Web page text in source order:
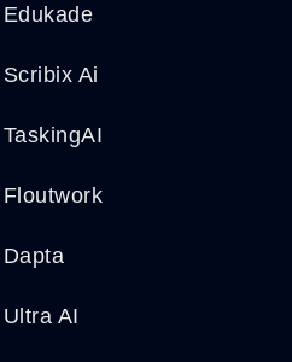
Edukade
Scribix Ai
TaskingAI
Floutwork
Dapta
Ultra AI